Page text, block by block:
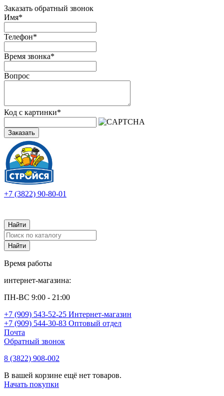
Заказать обратный звонок
Имя*
Телефон*
Время звонка*
Вопрос
Код с картинки*
Заказать
+7 (3822) 90-80-01
Время работы
интернет-магазина:
ПН-ВС 9:00 - 21:00
+7 (909) 543-52-25 Интернет-магазин
+7 (909) 544-30-83 Оптовый отдел
Почта
Обратный звонок
8 (3822) 908-002
В вашей корзине ещё нет товаров.
Начать покупки